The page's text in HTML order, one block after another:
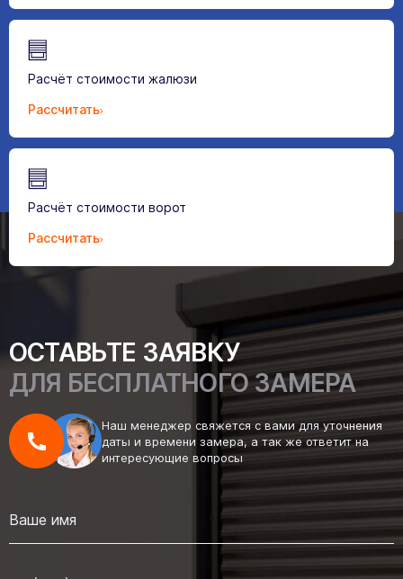
Расчёт стоимости жалюзи
Рассчитать
Расчёт стоимости ворот
Рассчитать
ОСТАВЬТЕ ЗАЯВКУ
ДЛЯ БЕСПЛАТНОГО ЗАМЕРА
Наш менеджер свяжется с вами для уточнения
даты и времени замера, а так же ответит на
интересующие вопросы